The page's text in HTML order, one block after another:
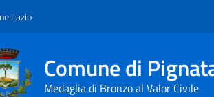
Lazio
Comune di
Medaglia di Bronzo al Valor Civile